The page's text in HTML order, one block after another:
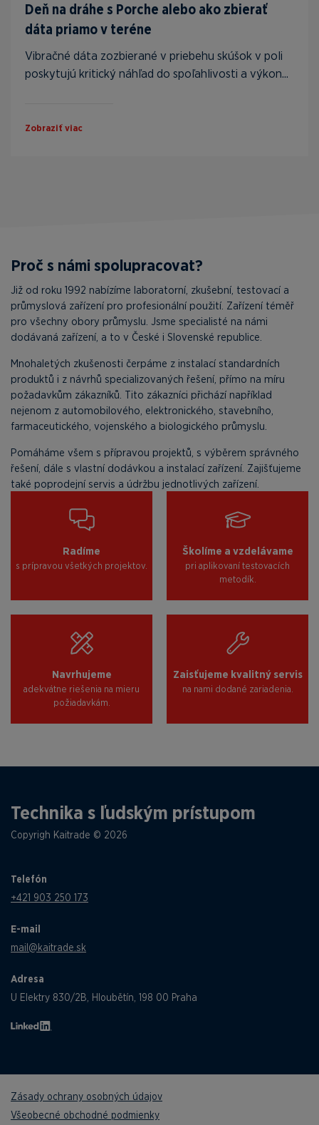
Deň na dráhe s Porche alebo ako zbierať
dáta priamo v teréne
Vibračné dáta zozbierané v priebehu skúšok v poli
poskytujú kritický náhľad do spoľahlivosti a výkon...
Zobraziť viac
Proč s námi spolupracovat?
Již od roku 1992 nabízíme laboratorní, zkušební, testovací a
průmyslová zařízení pro profesionální použití. Zařízení téměř
pro všechny obory průmyslu. Jsme specialisté na námi
dodávaná zařízení, a to v České i Slovenské republice.
Mnohaletých zkušenosti čerpáme z instalací standardních
produktů i z návrhů specializovaných řešení, přímo na míru
požadavkům zákazníků. Tito zákazníci přichází například
nejenom z automobilového, elektronického, stavebního,
farmaceutického, vojenského a biologického průmyslu.
Pomáháme všem s přípravou projektů, s výběrem správného
řešení, dále s vlastní dodávkou a instalací zařízení. Zajišťujeme
také poprodejní servis a údržbu jednotlivých zařízení.
Radíme
s prípravou všetkých projektov.
Školíme a vzdelávame
pri aplikovaní testovacích
metodík.
Navrhujeme
adekvátne riešenia na mieru
požiadavkám.
Zaisťujeme kvalitný servis
na nami dodané zariadenia.
Technika s ľudským prístupom
Copyrigh Kaitrade © 2026
Telefón
+421 903 250 173
E-mail
mail@kaitrade.sk
Adresa
U Elektry 830/2B, Hloubětín, 198 00 Praha
Zásady ochrany osobných údajov
Všeobecné obchodné podmienky